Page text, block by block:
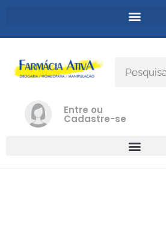
Entre ou
Cadastre-se